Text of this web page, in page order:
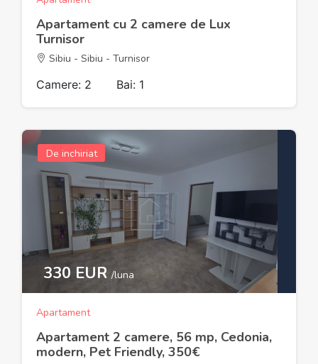
Apartament cu 2 camere de Lux
Turnisor
Sibiu - Sibiu - Turnisor
Camere: 2 Bai: 1
De inchiriat
330 EUR/luna
Apartament
Apartament 2 camere, 56 mp, Cedonia,
modern, Pet Friendly, 350€